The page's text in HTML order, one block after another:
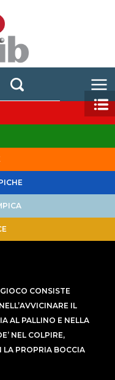
CONSISTE
IL
AL PALLINO E NELLA
NEL COLPIRE,
LA PROPRIA BOCCIA